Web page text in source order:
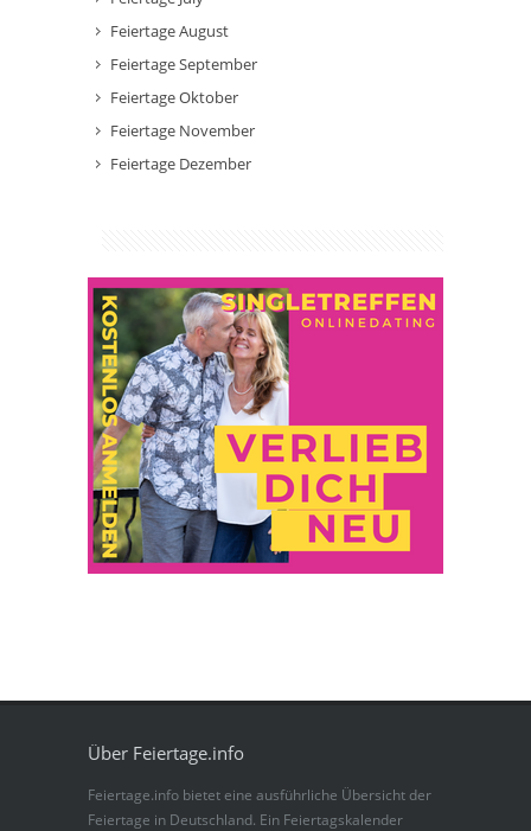
Feiertage August
Feiertage September
Feiertage Oktober
Feiertage November
Feiertage Dezember
Über Feiertage.info
Feiertage.info bietet eine ausführliche Übersicht der
Feiertage in Deutschland. Ein Feiertagskalender